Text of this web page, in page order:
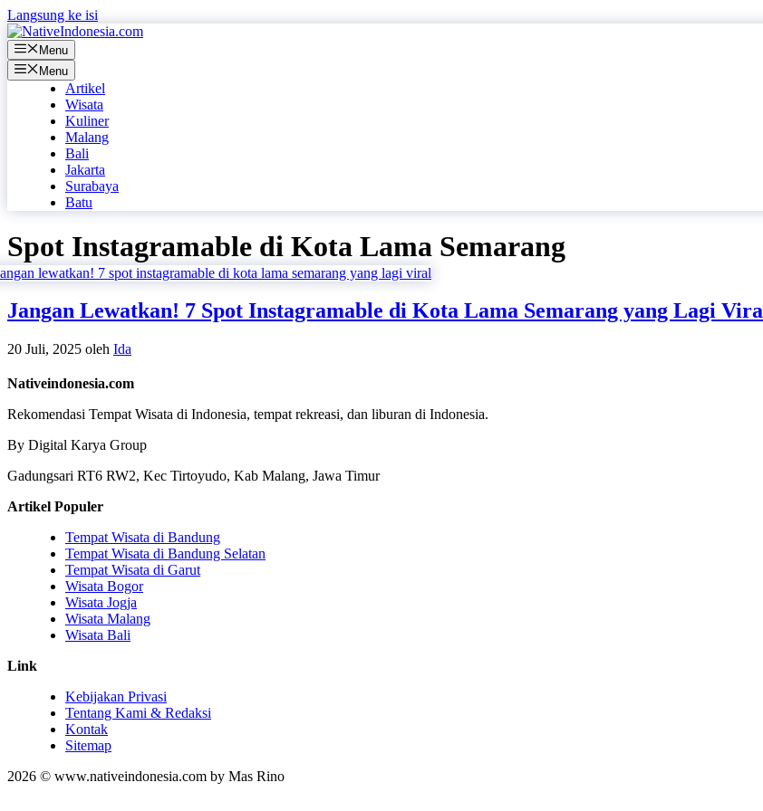
Langsung ke isi
Menu
Menu
Artikel
Wisata
Kuliner
Malang
Bali
Jakarta
Surabaya
Batu
Spot Instagramable di Kota Lama Semarang
Jangan Lewatkan! 7 Spot Instagramable di Kota Lama Semarang yang Lagi
20 Juli, 2025 oleh Ida
Nativeindonesia.com
Rekomendasi Tempat Wisata di Indonesia, tempat rekreasi, dan liburan di Indonesia.
By Digital Karya Group
Gadungsari RT6 RW2, Kec Tirtoyudo, Kab Malang, Jawa Timur
Artikel Populer
Tempat Wisata di Bandung
Tempat Wisata di Bandung Selatan
Tempat Wisata di Garut
Wisata Bogor
Wisata Jogja
Wisata Malang
Wisata Bali
Link
Kebijakan Privasi
Tentang Kami & Redaksi
Kontak
Sitemap
2026 © www.nativeindonesia.com by Mas Rino